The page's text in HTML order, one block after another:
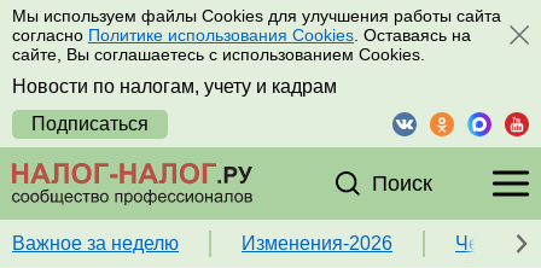
Мы используем файлы Cookies для улучшения работы сайта
согласно Политике использования Cookies . Оставаясь на
сайте, Вы соглашаетесь с использованием Cookies.
Новости по налогам, учету и кадрам
Подписаться
Поиск
Важное за неделю Изменения-2026 Чек-